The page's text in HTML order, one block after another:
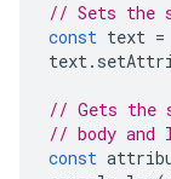
// Sets the
const text =
text.
// Gets the
// body and
const